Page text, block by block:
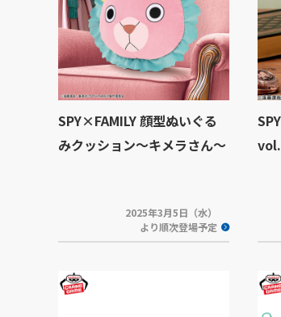
SPY×FAMILY 顔型ぬいぐる
みクッション～キメラさん～
2025年3月5日（水）
より順次登場予定